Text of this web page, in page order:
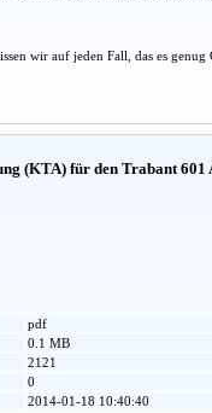
wir auf jeden Fall, das es
(KTA) für den Trabant 601
pdf
0.1 MB
2121
0
2014-01-18 10:40:40